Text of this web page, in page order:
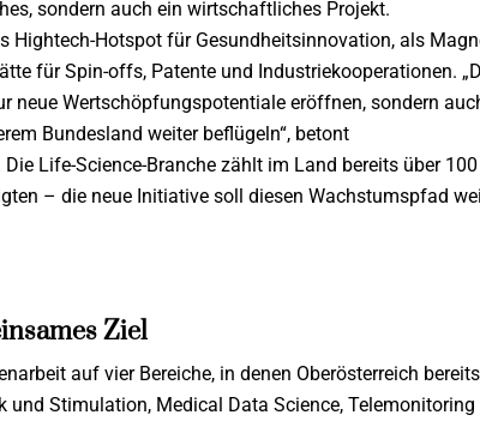
sondern auch ein wirtschaftliches Projekt.
Hightech-Hotspot für Gesundheitsinnovation, als
für Spin-offs, Patente und Industriekooperationen.
neue Wertschöpfungspotentiale eröffnen, sondern
Bundesland weiter beflügeln“, betont
Life-Science-Branche zählt im Land bereits über 100
– die neue Initiative soll diesen Wachstumspfad
Ziel
auf vier Bereiche, in denen Oberösterreich bereits
und Stimulation, Medical Data Science, Telemonitoring